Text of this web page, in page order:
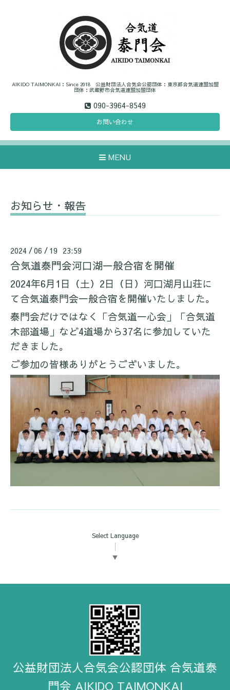
AIKIDO TAIMONKAI：Since 2018 公益財団法人合気会公認団体：東京都合気道連盟加盟
団体：武蔵野市合気道連盟加盟団体
090-3964-8549
お問い合わせ
MENU
お知らせ・報告
2024 /06 / 19 23:59
合気道泰門会河口湖一般合宿を開催
2024年6月1日（土）2日（日）河口湖月山荘に
て合気道泰門会一般合宿を開催いたしました。
泰門会だけではなく「合気道一心会」「合気道
木部道場」など4道場から37名に参加していた
だきました。
ご参加の皆様ありがとうございました。
Select Language
▼
公益財団法人合気会公認団体 合気道泰
門会 AIKIDO TAIMONKAI